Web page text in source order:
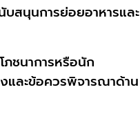
สนุนการย่อยอาหารและ
ชนาการหรือนัก
งและข้อควรพิจารณาด้าน